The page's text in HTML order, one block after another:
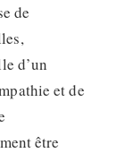
de
d’un
et de
être